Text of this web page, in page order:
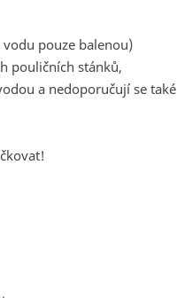
pouze balenou)
pouličních stánků,
a nedoporučují se také